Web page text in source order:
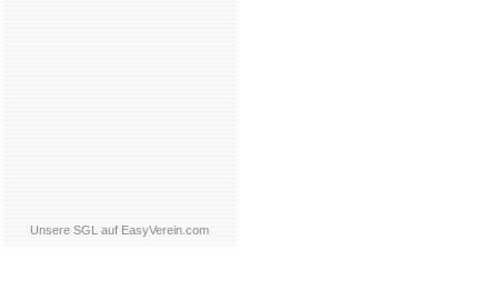
Unsere SGL auf EasyVerein.com